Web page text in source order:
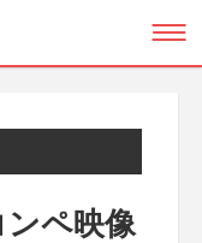
ンペ映像